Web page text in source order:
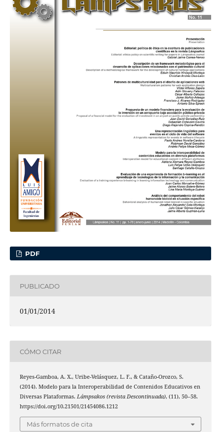
PDF
PUBLICADO
01/01/2014
CÓMO CITAR
Reyes-Gamboa, A. X., Uribe-Velásquez, L. F., & Cataño-Orozco, S.
(2014). Modelo para la Interoperabilidad de Contenidos Educativos en
Diversas Plataformas. Lámpsakos (revista Descontinuada), (11), 50–58.
https://doi.org/10.21501/21454086.1212
Más formatos de cita